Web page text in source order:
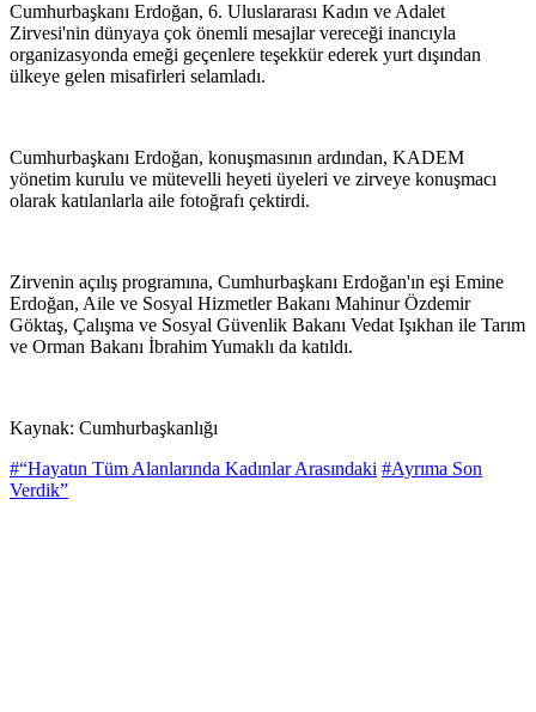
Cumhurbaşkanı Erdoğan, 6. Uluslararası Kadın ve Adalet
Zirvesi'nin dünyaya çok önemli mesajlar vereceği inancıyla
organizasyonda emeği geçenlere teşekkür ederek yurt dışından
ülkeye gelen misafirleri selamladı.
Cumhurbaşkanı Erdoğan, konuşmasının ardından, KADEM
yönetim kurulu ve mütevelli heyeti üyeleri ve zirveye konuşmacı
olarak katılanlarla aile fotoğrafı çektirdi.
Zirvenin açılış programına, Cumhurbaşkanı Erdoğan'ın eşi Emine
Erdoğan, Aile ve Sosyal Hizmetler Bakanı Mahinur Özdemir
Göktaş, Çalışma ve Sosyal Güvenlik Bakanı Vedat Işıkhan ile Tarım
ve Orman Bakanı İbrahim Yumaklı da katıldı.
Kaynak: Cumhurbaşkanlığı
#“Hayatın Tüm Alanlarında Kadınlar Arasındaki #Ayrıma Son
Verdik”